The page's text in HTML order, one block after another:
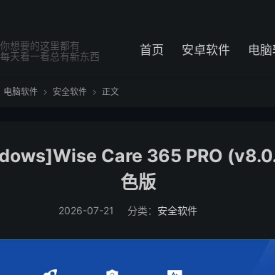
你想要的这里都有
每天看一看总有新东西
首页 安卓软件 电
电脑软件  安全软件  正文
Care 365 PRO
色版
2026-07-21 分类： 安全软件